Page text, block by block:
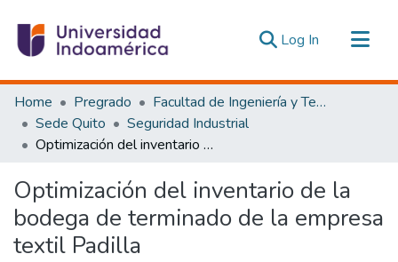
Log In (current)
Communities & Collections
All of DSpace
Statistics
Estadísticas Externas
Home Pregrado
Facultad de Ingeniería y Tecnologías de la Información y la Comunicación
Sede Quito
Seguridad Industrial
Optimización del inventario de la bodega de terminado de la empresa textil Padilla
Optimización del inventario de la
bodega de terminado de la empresa
textil Padilla